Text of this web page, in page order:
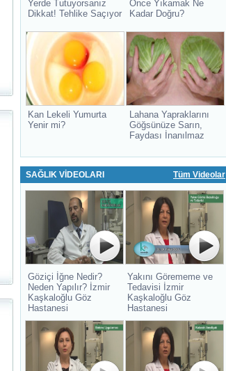
Yerde Tutuyorsanız
Dikkat! Tehlike Saçıyor
Önce Yıkamak Ne
Kadar Doğru?
Kan Lekeli Yumurta
Yenir mi?
Lahana Yapraklarını
Göğsünüze Sarın,
Faydası İnanılmaz
SAĞLIK VİDEOLARI Tüm Videolar
Göziçi İğne Nedir?
Neden Yapılır? İzmir
Kaşkaloğlu Göz
Hastanesi
Yakını Görememe ve
Tedavisi İzmir
Kaşkaloğlu Göz
Hastanesi